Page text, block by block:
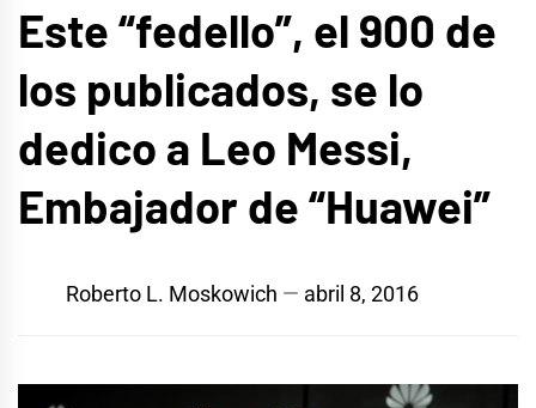
Este “fedello”, el 900 de
los publicados, se lo
dedico a Leo Messi,
Embajador de “Huawei”
Roberto L. Moskowich abril 8, 2016